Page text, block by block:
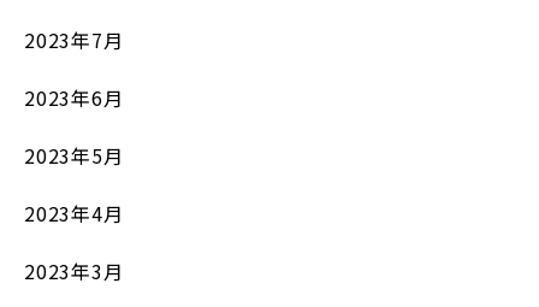
2023年7月
2023年6月
2023年5月
2023年4月
2023年3月